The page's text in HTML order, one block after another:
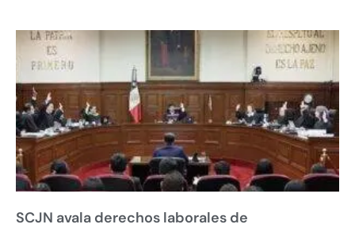
SCJN avala derechos laborales de